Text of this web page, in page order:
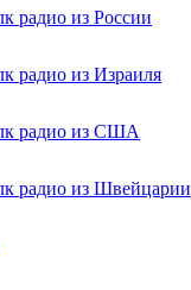
радио из России
радио из Израиля
радио из США
радио из Швейцарии